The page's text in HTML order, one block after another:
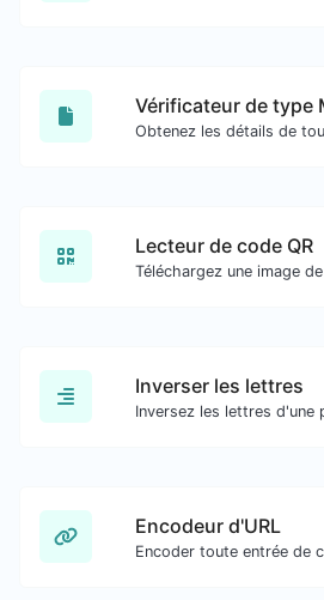
Lecteur de code QR
Inverser les lettres
Encodeur d'URL